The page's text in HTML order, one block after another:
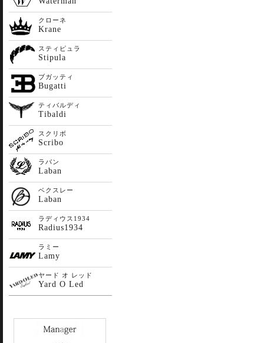
クローネ
Krane
スティピュラ
Stipula
ブガッティ
Bugatti
ティバルディ
Tibaldi
スクリボ
Scribo
ラバン
Laban
ベクスレー
Laban
ラディウス1934
Radius1934
ラミー
Lamy
ヤード オ レッド
Yard O Led